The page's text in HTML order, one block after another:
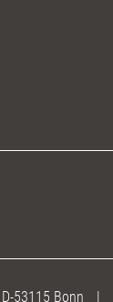
D-53115 Bonn |